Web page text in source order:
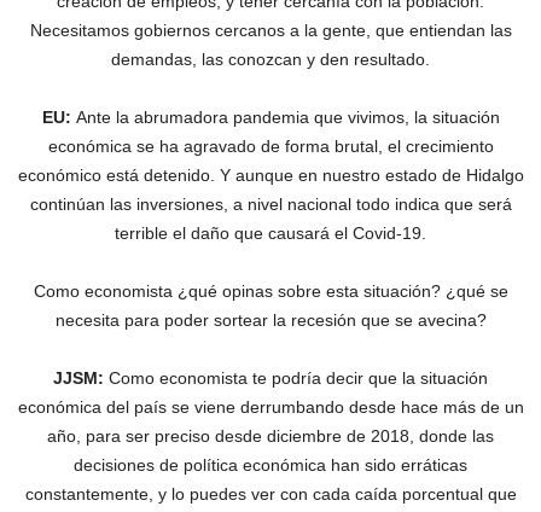
Necesitamos gobiernos cercanos a la gente, que entiendan las
demandas, las conozcan y den resultado.
EU: Ante la abrumadora pandemia que vivimos, la situación
económica se ha agravado de forma brutal, el crecimiento
económico está detenido. Y aunque en nuestro estado de Hidalgo
continúan las inversiones, a nivel nacional todo indica que será
terrible el daño que causará el Covid-19.
Como economista ¿qué opinas sobre esta situación? ¿qué se
necesita para poder sortear la recesión que se avecina?
JJSM: Como economista te podría decir que la situación
económica del país se viene derrumbando desde hace más de un
año, para ser preciso desde diciembre de 2018, donde las
decisiones de política económica han sido erráticas
constantemente, y lo puedes ver con cada caída porcentual que